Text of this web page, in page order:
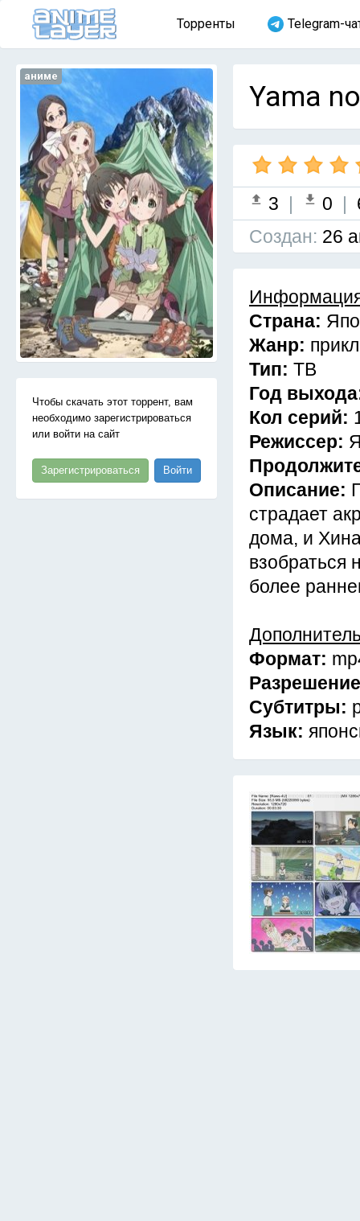
Торренты Telegram-
аниме
Чтобы скачать этот торрент, вам
необходимо зарегистрироваться
или войти на сайт
Зарегистрироваться Войти
Yama
3 | 0 |
Cоздан: 26
Страна:
Жанр:
Тип: ТВ
Год
Кол серий:
Режиссер:
Описание:
страдает
дома, и
взобраться
более
Формат:
Субтитры:
Язык: